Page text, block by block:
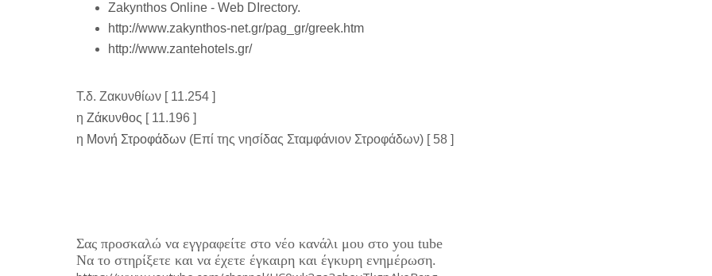
Zakynthos Online - Web DIrectory.
http://www.zakynthos-net.gr/pag_gr/greek.htm
http://www.zantehotels.gr/
Τ.δ. Ζακυνθίων [ 11.254 ]
η Ζάκυνθος [ 11.196 ]
η Μονή Στροφάδων (Επί της νησίδας Σταμφάνιον Στροφάδων) [ 58 ]
Σας προσκαλώ να εγγραφείτε στο νέο κανάλι μου στο you tube
Να το στηρίξετε και να έχετε έγκαιρη και έγκυρη ενημέρωση.